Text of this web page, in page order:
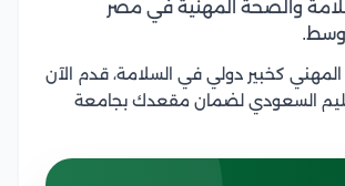
والصحة المهنية في مصر
المهني كخبير دولي في السلامة، قدم الآن
السعودي لضمان مقعدك بجامعة